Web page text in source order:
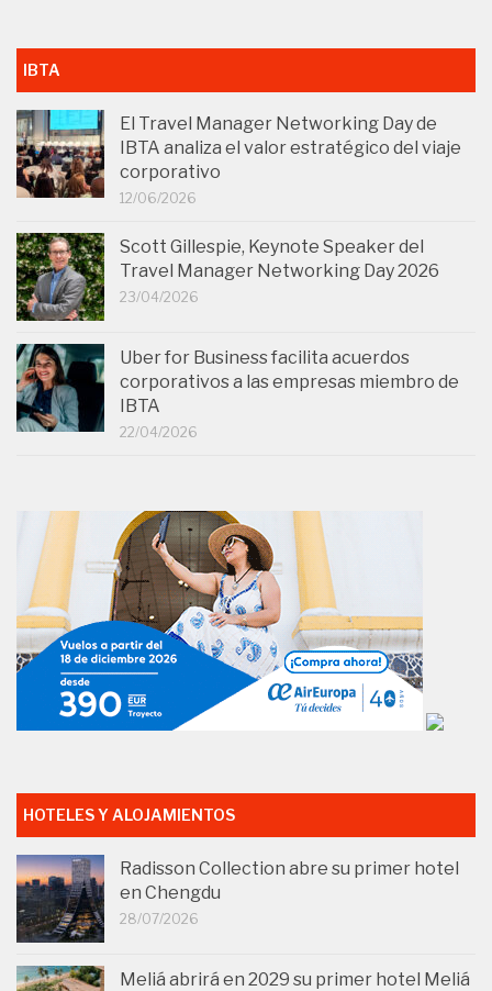
IBTA
El Travel Manager Networking Day de
IBTA analiza el valor estratégico del viaje
corporativo
12/06/2026
Scott Gillespie, Keynote Speaker del
Travel Manager Networking Day 2026
23/04/2026
Uber for Business facilita acuerdos
corporativos a las empresas miembro de
IBTA
22/04/2026
HOTELES Y ALOJAMIENTOS
Radisson Collection abre su primer hotel
en Chengdu
28/07/2026
Meliá abrirá en 2029 su primer hotel Meliá